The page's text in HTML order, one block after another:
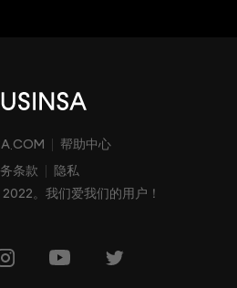
帮助中心
条款
隐私
。我们爱我们的用户！